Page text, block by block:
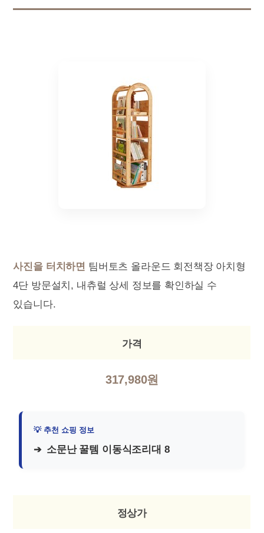
사진을 터치하면 팀버토츠 올라운드 회전책장 아치형
4단 방문설치, 내츄럴 상세 정보를 확인하실 수
있습니다.
가격
317,980원
소문난 꿀템 이동식조리대 8
정상가